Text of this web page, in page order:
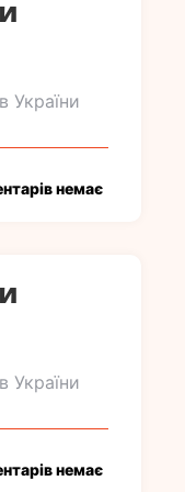
України
немає
України
немає